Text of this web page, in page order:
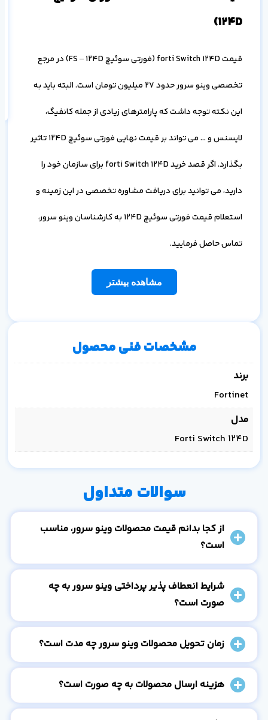
124D)
قیمت forti Switch 124D (فورتی سوئیچ FS – 124D) در مرجع
تخصصی وینو سرور حدود 27 میلیون تومان است. البته باید به
این نکته توجه داشت که پارامترهای زیادی از جمله کانفیگ،
لایسنس و … می تواند بر قیمت نهایی فورتی سوئیچ 124D تاثیر
بگذارد. اگر قصد خرید forti Switch 124D برای سازمان خود را
دارید، می توانید برای دریافت مشاوره تخصصی در این زمینه و
استعلام قیمت فورتی سوئیچ 124D به کارشناسان وینو سرور،
تماس حاصل فرمایید.
مشاهده بیشتر
مشخصات فنی محصول
برند
Fortinet
مدل
Forti Switch 124D
سوالات متداول
از کجا بدانم قیمت محصولات وینو سرور، مناسب
است؟
شرایط انعطاف پذیر پرداختی وینو سرور به چه
صورت است؟
زمان تحویل محصولات وینو سرور چه مدت است؟
هزینه ارسال محصولات به چه صورت است؟